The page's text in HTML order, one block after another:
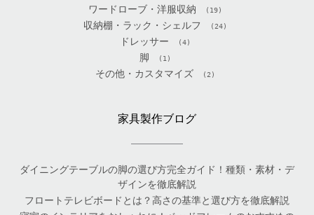
ワードローブ・洋服収納 (19)
収納棚・ラック・シェルフ (24)
ドレッサー (4)
脚 (1)
その他・カスタマイズ (2)
家具製作ブログ
ダイニングテーブルの脚の選び方完全ガイド！種類・素材・デ
ザインを徹底解説
フロートテレビボードとは？高さの基準と選び方を徹底解説